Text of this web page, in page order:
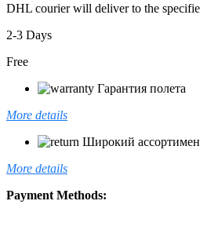
DHL courier will deliver to the
2-3 Days
Free
Гарантия полета
More details
Широкий
More details
Payment Methods: